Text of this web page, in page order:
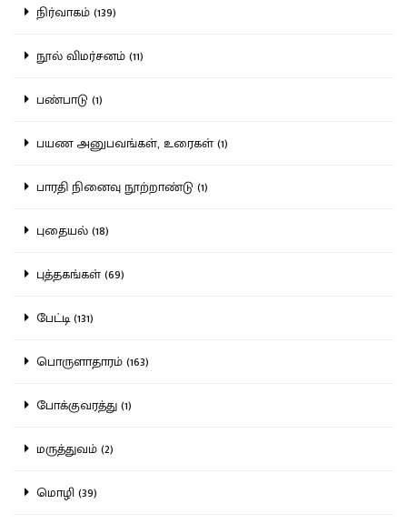
நிர்வாகம் (139)
நூல் விமர்சனம் (11)
பண்பாடு (1)
பயண அனுபவங்கள், உரைகள் (1)
பாரதி நினைவு நூற்றாண்டு (1)
புதையல் (18)
புத்தகங்கள் (69)
பேட்டி (131)
பொருளாதாரம் (163)
போக்குவரத்து (1)
மருத்துவம் (2)
மொழி (39)